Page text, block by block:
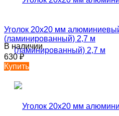
Уголок 20х20 мм
(ламинированный) 2,7 м
В наличии
630₽
Купить